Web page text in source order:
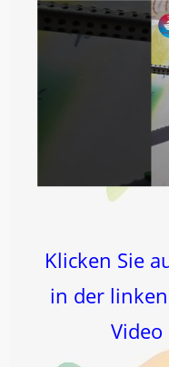
Klicken Sie
in der